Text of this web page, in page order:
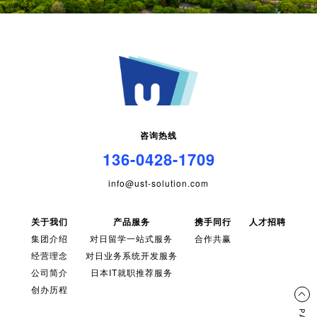
咨询热线
136-0428-1709
info@ust-solution.com
关于我们
集团介绍
经营理念
公司简介
创办历程
产品服务
对日留学一站式服务
对日业务系统开发服务
日本IT就职推荐服务
携手同行
合作共赢
人才招聘